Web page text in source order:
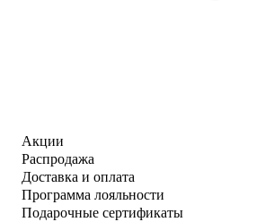
Акции
Распродажа
Доставка и оплата
Программа лояльности
Подарочные сертификаты